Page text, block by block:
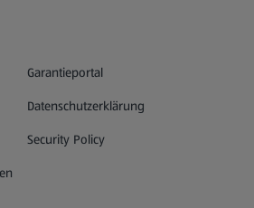
Garantieportal
(öffnet in einem neuen Tab)
Datenschutzerklärung
Security Policy